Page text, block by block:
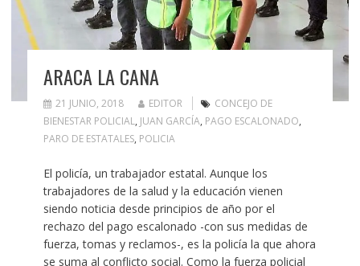
ARACA LA CANA
21 JUNIO, 2018 EDITOR
CONCEJO DE
BIENESTAR POLICIAL, JUAN GARCÍA, PAGO ESCALONADO,
PARO DE ESTATALES, POLICIA
El policía, un trabajador estatal. Aunque los
trabajadores de la salud y la educación vienen
siendo noticia desde principios de año por el
rechazo del pago escalonado -con sus medidas de
fuerza, tomas y reclamos-, es la policía la que ahora
se suma al conflicto social. Como la fuerza policial